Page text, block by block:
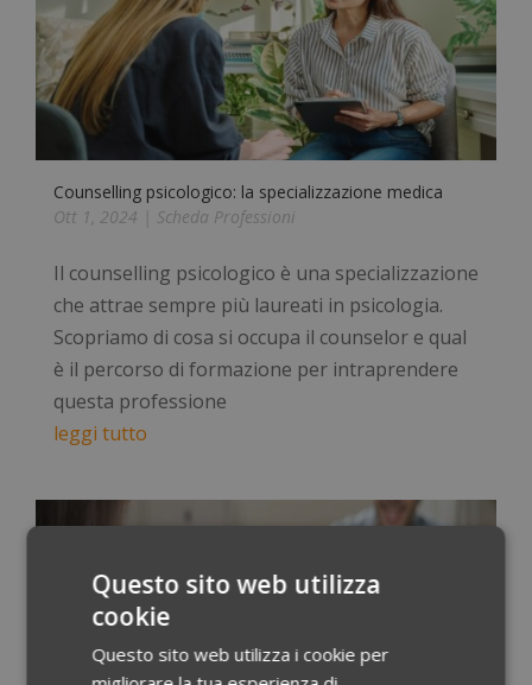
Counselling psicologico: la specializzazione medica
Ott 1, 2024
Scheda Professioni
Il counselling psicologico è una specializzazione
che attrae sempre più laureati in psicologia.
Scopriamo di cosa si occupa il counselor e qual
è il percorso di formazione per intraprendere
questa professione
leggi tutto
Questo sito web utilizza
cookie
Questo sito web utilizza i cookie per